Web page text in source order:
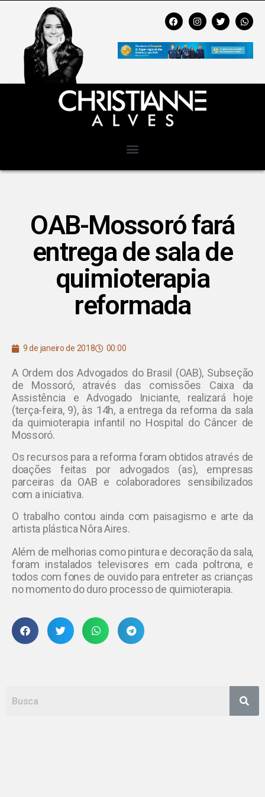
OAB-Mossoró fará
entrega de sala de
quimioterapia
reformada
9 de janeiro de 2018 00:00
A Ordem dos Advogados do Brasil (OAB), Subseção
de Mossoró, através das comissões Caixa da
Assistência e Advogado Iniciante, realizará hoje
(terça-feira, 9), às 14h, a entrega da reforma da sala
da quimioterapia infantil no Hospital do Câncer de
Mossoró.
Os recursos para a reforma foram obtidos através de
doações feitas por advogados (as), empresas
parceiras da OAB e colaboradores sensibilizados
com a iniciativa.
O trabalho contou ainda com paisagismo e arte da
artista plástica Nôra Aires.
Além de melhorias como pintura e decoração da sala,
foram instalados televisores em cada poltrona, e
todos com fones de ouvido para entreter as crianças
no momento do duro processo de quimioterapia.